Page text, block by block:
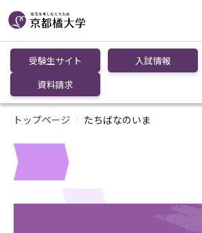
受験生サイト 入試情報
資料請求
トップページ たちばなのいま